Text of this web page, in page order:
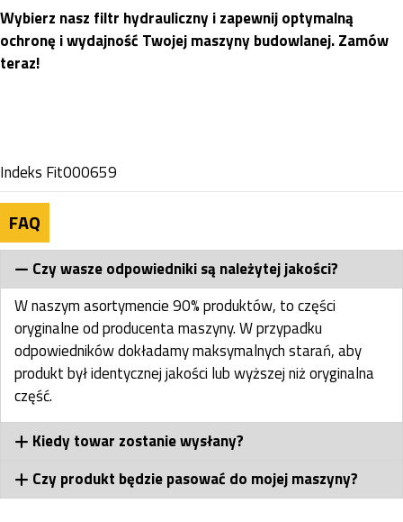
Wybierz nasz filtr hydrauliczny i zapewnij optymalną
ochronę i wydajność Twojej maszyny budowlanej. Zamów
teraz!
Indeks Fit000659
FAQ
Czy wasze odpowiedniki są należytej jakości?
W naszym asortymencie 90% produktów, to części
oryginalne od producenta maszyny. W przypadku
odpowiedników dokładamy maksymalnych starań, aby
produkt był identycznej jakości lub wyższej niż oryginalna
część.
Kiedy towar zostanie wysłany?
Czy produkt będzie pasować do mojej maszyny?